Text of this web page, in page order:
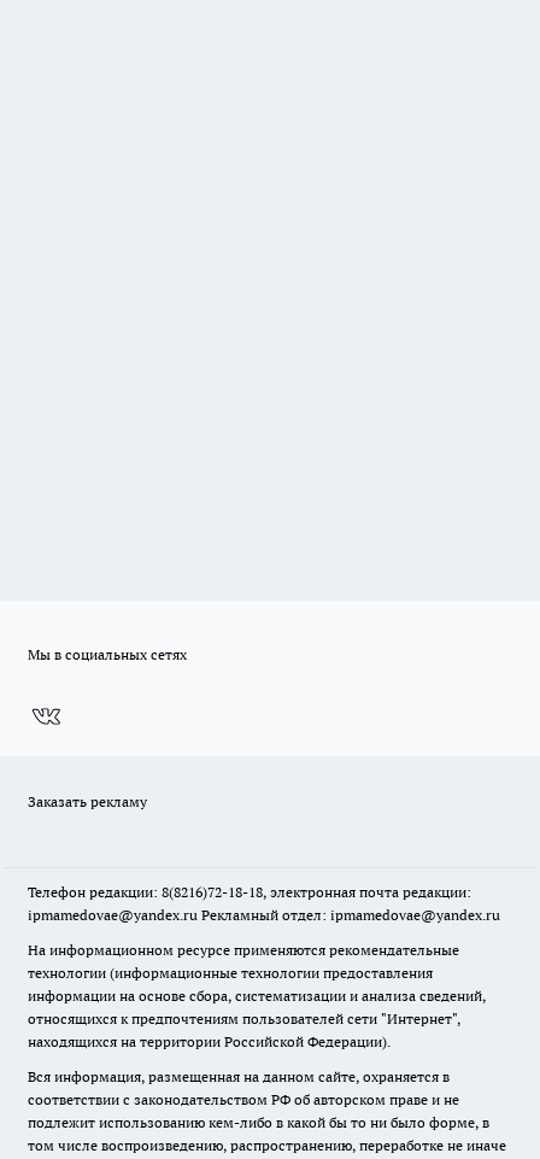
Мы в социальных сетях
Заказать рекламу
Телефон редакции: 8(8216)72-18-18, электронная почта редакции:
ipmamedovae@yandex.ru Рекламный отдел: ipmamedovae@yandex.ru
На информационном ресурсе применяются рекомендательные
технологии (информационные технологии предоставления
информации на основе сбора, систематизации и анализа сведений,
относящихся к предпочтениям пользователей сети "Интернет",
находящихся на территории Российской Федерации).
Вся информация, размещенная на данном сайте, охраняется в
соответствии с законодательством РФ об авторском праве и не
подлежит использованию кем-либо в какой бы то ни было форме, в
том числе воспроизведению, распространению, переработке не иначе